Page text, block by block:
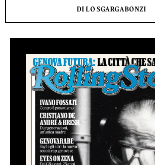
DI LO SGARGABONZI